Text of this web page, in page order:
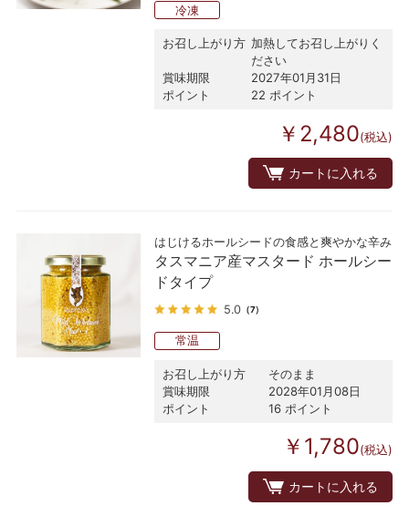
冷凍
お召し上がり方 加熱してお召し上がりく
ださい
賞味期限
2027年01月31日
ポイント
22 ポイント
￥2,480(税込)
カートに入れる
はじけるホールシードの食感と爽やかな辛み
タスマニア産マスタード ホールシー
ドタイプ
5.0 （7）
常温
お召し上がり方
そのまま
賞味期限
2028年01月08日
ポイント
16 ポイント
￥1,780(税込)
カートに入れる